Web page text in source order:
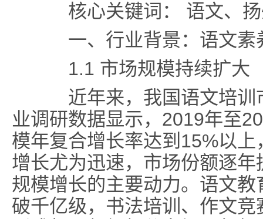
核心关键词： 语文、扬
一、行业背景：语文素
1.1 市场规模持续扩大
近年来，我国语文培训
业调研数据显示，2019年至
模年复合增长率达到15%以
增长尤为迅速，市场份额逐
规模增长的主要动力。语文
破千亿级，书法培训、作文